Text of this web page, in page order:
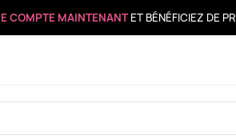
COMPTE MAINTENANTET BÉNÉFICIEZ DE